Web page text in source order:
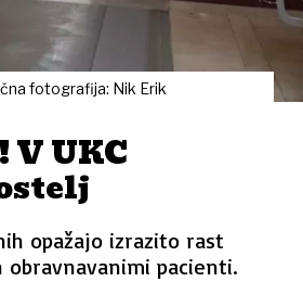
fotografija: Nik Erik
V UKC
opažajo izrazito rast
pacienti.